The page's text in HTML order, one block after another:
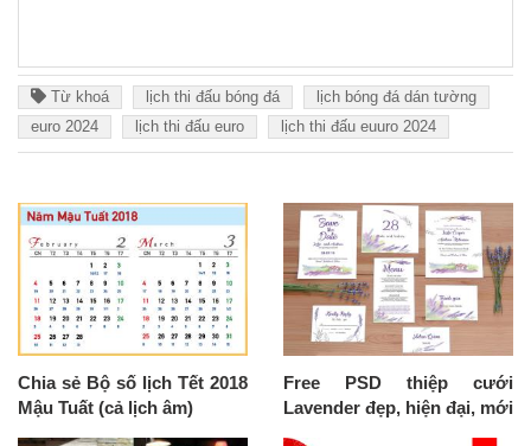
Từ khoá lịch thi đấu bóng đá
lịch bóng đá dán tường
euro 2024
lịch thi đấu euro lịch thi đấu euuro 2024
Chia sẻ Bộ số lịch Tết 2018
Mậu Tuất (cả lịch âm)
Free PSD thiệp cưới
Lavender đẹp, hiện đại, mới